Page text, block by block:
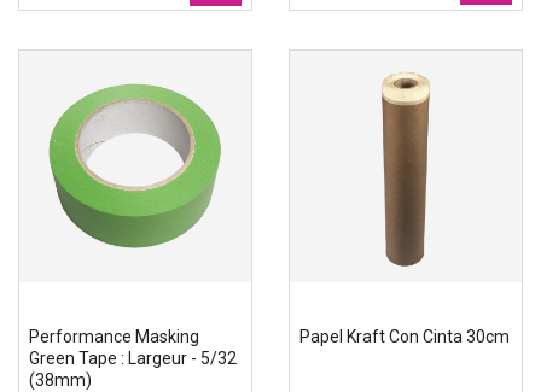
Performance Masking
Green Tape : Largeur - 5/32
(38mm)
Papel Kraft Con Cinta 30cm